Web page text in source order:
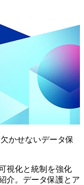
かせないデータ保
視化と統制を強化
介。データ保護とア